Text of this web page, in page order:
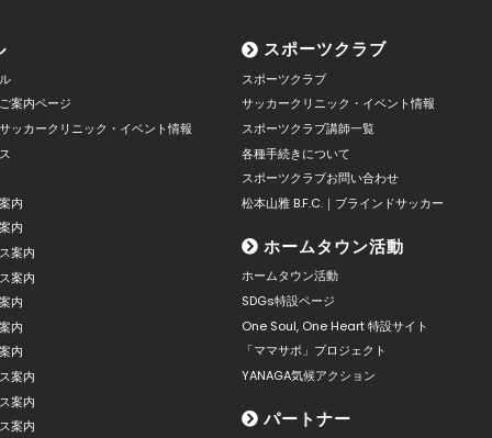
案内ページ
ッカークリニック・イベント情報
内
内
案内
案内
内
内
内
案内
案内
案内
スポーツクラブ
スポーツクラブ
サッカークリニック・イベント情報
スポーツクラブ講師一覧
各種手続きについて
スポーツクラブお問い合わせ
松本山雅 B.F.C.｜ブラインドサッカー
ホームタウン活動
ホームタウン活動
SDGs特設ページ
One Soul, One Heart 特設サイト
「ママサポ」プロジェクト
YANAGA気候アクション
パートナー